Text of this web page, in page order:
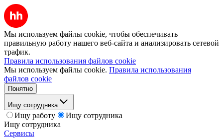
Мы используем файлы cookie, чтобы обеспечивать
правильную работу нашего веб-сайта и анализировать сетевой
трафик.
Правила использования файлов cookie
Мы используем файлы cookie. Правила использования
файлов cookie
Понятно
Ищу сотрудника
Ищу работу
Ищу сотрудника
Ищу сотрудника
Сервисы